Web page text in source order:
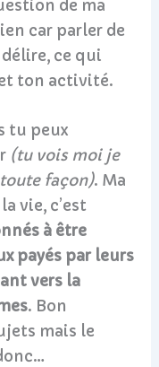
de ma
car parler de
ce qui
ton activité.
tu peux
(tu vois moi je
façon). Ma
vie, c’est
à être
payés par leurs
vers la
. Bon
mais le